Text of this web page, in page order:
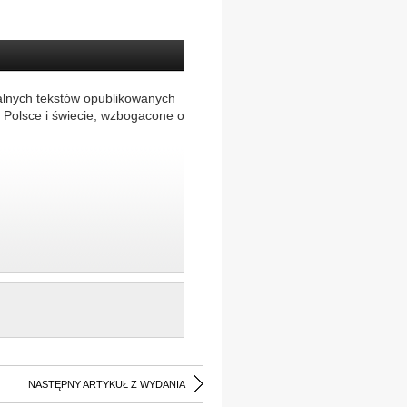
tekstów opublikowanych
i świecie, wzbogacone o
NASTĘPNY ARTYKUŁ Z WYDANIA